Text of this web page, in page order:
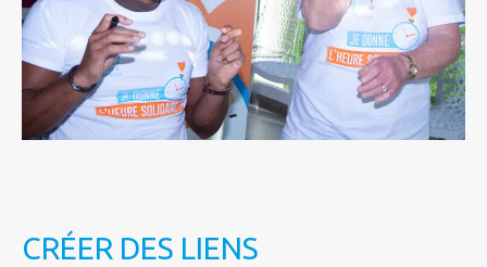
CRÉER DES LIENS